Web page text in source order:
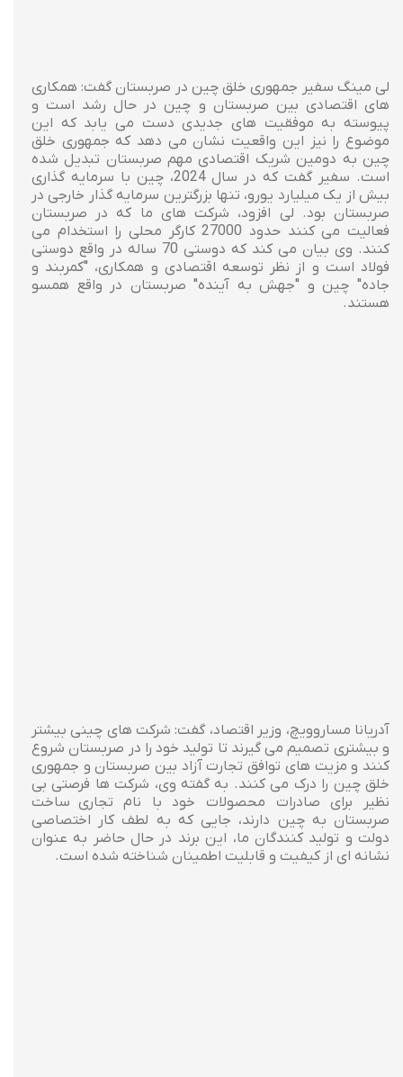
لی مینگ سفیر جمهوری خلق چین در صربستان گفت: همکاری
های اقتصادی بین صربستان و چین در حال رشد است و
پیوسته به موفقیت های جدیدی دست می یابد که این
موضوع را نیز این واقعیت نشان می دهد که جمهوری خلق
چین به دومین شریک اقتصادی مهم صربستان تبدیل شده
است. سفیر گفت که در سال 2024، چین با سرمایه گذاری
بیش از یک میلیارد یورو، تنها بزرگترین سرمایه گذار خارجی در
صربستان بود. لی افزود، شرکت های ما که در صربستان
فعالیت می کنند حدود 27000 کارگر محلی را استخدام می
کنند. وی بیان می کند که دوستی 70 ساله در واقع دوستی
فولاد است و از نظر توسعه اقتصادی و همکاری، "کمربند و
جاده" چین و "جهش به آینده" صربستان در واقع همسو
هستند.
آدریانا مساروویچ، وزیر اقتصاد، گفت: شرکت های چینی بیشتر
و بیشتری تصمیم می گیرند تا تولید خود را در صربستان شروع
کنند و مزیت های توافق تجارت آزاد بین صربستان و جمهوری
خلق چین را درک می کنند. به گفته وی، شرکت ها فرصتی بی
نظیر برای صادرات محصولات خود با نام تجاری ساخت
صربستان به چین دارند، جایی که به لطف کار اختصاصی
دولت و تولید کنندگان ما، این برند در حال حاضر به عنوان
نشانه ای از کیفیت و قابلیت اطمینان شناخته شده است.